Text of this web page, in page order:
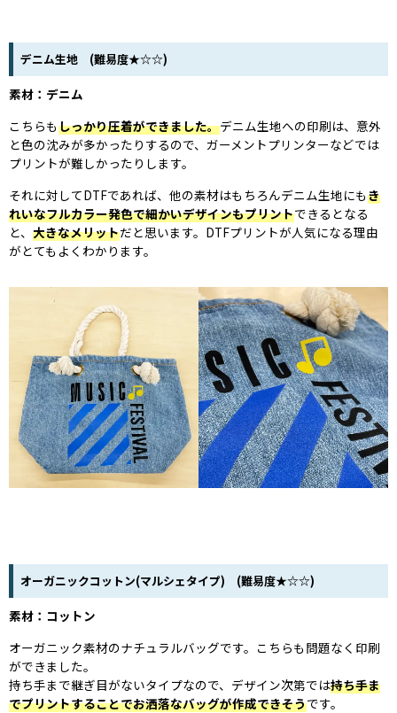
デニム生地 (難易度★☆☆)
素材：デニム
こちらもしっかり圧着ができました。デニム生地への印刷は、意外
と色の沈みが多かったりするので、ガーメントプリンターなどでは
プリントが難しかったりします。
それに対してDTFであれば、他の素材はもちろんデニム生地にもき
れいなフルカラー発色で細かいデザインもプリントできるとなる
と、 大きなメリットだと思います。DTFプリントが人気になる理由
がとてもよくわかります。
オーガニックコットン(マルシェタイプ) (難易度★☆☆)
素材：コットン
オーガニック素材のナチュラルバッグです。こちらも問題なく印刷
ができました。
持ち手まで継ぎ目がないタイプなので、デザイン次第では持ち手ま
でプリントすることでお洒落なバッグが作成できそうです。